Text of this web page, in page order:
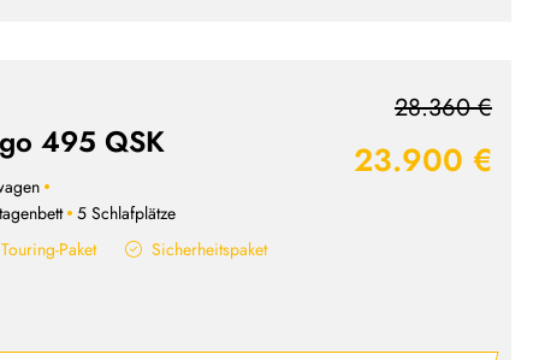
495 QSK
5 Schlafplätze
23.900 €
28.360 €
Touring-Paket Sicherheitspaket